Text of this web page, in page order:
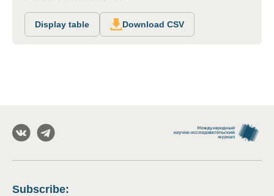
Display table Download CSV
Subscribe: